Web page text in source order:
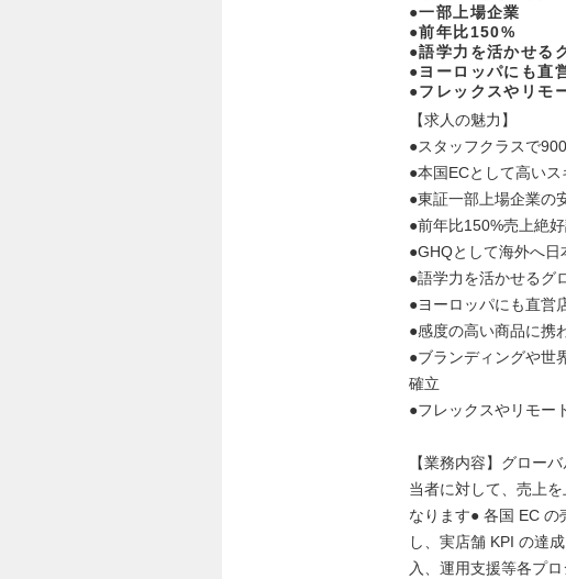
●一部上場企業
●前年比150%
●語学力を活かせる
●ヨーロッパにも直
●フレックスやリモ
【求人の魅力】
●スタッフクラスで
●本国ECとして高い
●東証一部上場企業の
●前年比150%売上絶好
●GHQとして海外へ
●語学力を活かせるグ
●ヨーロッパにも直営
●感度の高い商品に携
●ブランディングや世
確立
●フレックスやリモー
【業務内容】グロー
当者に対して、売上
なります● 各国 EC
し、実店舗 KPI の達
入、運用支援等各プ